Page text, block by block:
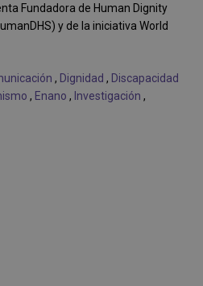
Fundadora de Human Dignity
y de la iniciativa World
, Dignidad , Discapacidad
, Enano , Investigación ,